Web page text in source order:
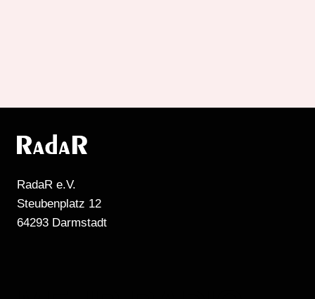
RadaR e.V.
Steubenplatz 12
64293 Darmstadt